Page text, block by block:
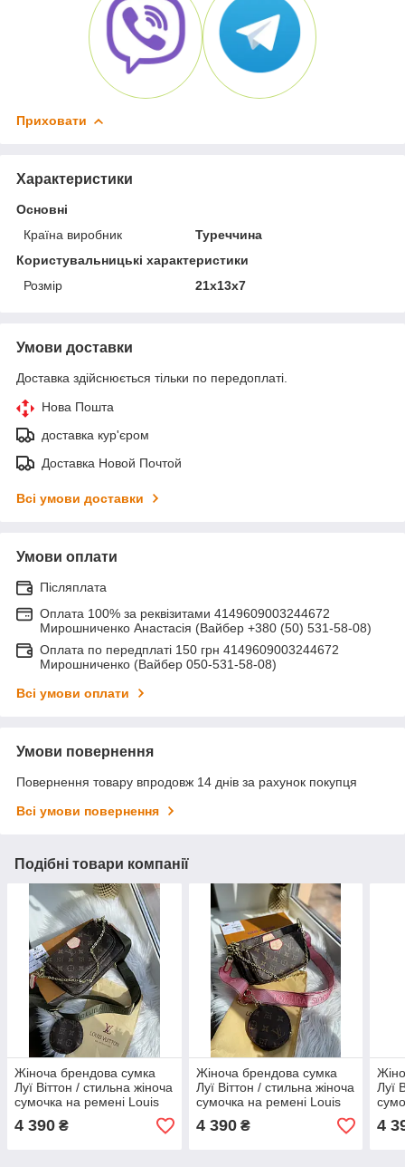
Приховати
Характеристики
Основні
Країна виробник
Туреччина
Користувальницькі характеристики
Розмір
21x13x7
Умови доставки
Доставка здійснюється тільки по передоплаті.
Нова Пошта
доставка кур'єром
Доставка Новой Почтой
Всі умови доставки
Умови оплати
Післяплата
Оплата 100% за реквізитами 4149609003244672
Мирошниченко Анастасія (Вайбер +380 (50) 531-58-08)
Оплата по передплаті 150 грн 4149609003244672
Мирошниченко (Вайбер 050-531-58-08)
Всі умови оплати
Умови повернення
Повернення товару впродовж 14 днів за рахунок покупця
Всі умови повернення
Подібні товари компанії
Жіноча брендова сумка
Луї Віттон / стильна жіноча
сумочка на ремені Louis
Vuitton
4 390 ₴
Жіноча брендова сумка
Луї Віттон / стильна жіноча
сумочка на ремені Louis
Vuitton
4 390₴
Луї
4